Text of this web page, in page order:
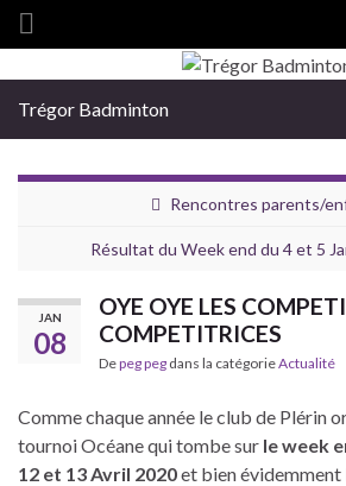
Search for:
Trégor Badminton
Rencontres parents/
Résultat du Week end du 4 et 5
JAN
08
OYE OYE LES
COMPETITRICES
Depeg peg dans la catégorieActualité
Comme chaque année le club de Plérin
tournoi Océane qui tombe sur le week
12 et 13 Avril 2020et bien